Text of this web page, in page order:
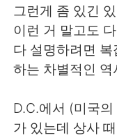
그런게 좀 있긴
이런 거 말고도
다 설명하려면
하는 차별적인 역
D.C.에서 (미국
가 있는데 상사